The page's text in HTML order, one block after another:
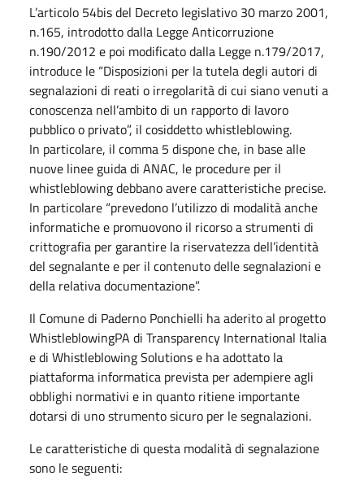
L’articolo 54bis del Decreto legislativo 30 marzo 2001,
n.165, introdotto dalla Legge Anticorruzione
n.190/2012 e poi modificato dalla Legge n.179/2017,
introduce le “Disposizioni per la tutela degli autori di
segnalazioni di reati o irregolarità di cui siano venuti a
conoscenza nell’ambito di un rapporto di lavoro
pubblico o privato”, il cosiddetto whistleblowing.
In particolare, il comma 5 dispone che, in base alle
nuove linee guida di ANAC, le procedure per il
whistleblowing debbano avere caratteristiche precise.
In particolare “prevedono l’utilizzo di modalità anche
informatiche e promuovono il ricorso a strumenti di
crittografia per garantire la riservatezza dell’identità
del segnalante e per il contenuto delle segnalazioni e
della relativa documentazione”.
Il Comune di Paderno Ponchielli ha aderito al progetto
WhistleblowingPA di Transparency International Italia
e di Whistleblowing Solutions e ha adottato la
piattaforma informatica prevista per adempiere agli
obblighi normativi e in quanto ritiene importante
dotarsi di uno strumento sicuro per le segnalazioni.
Le caratteristiche di questa modalità di segnalazione
sono le seguenti: